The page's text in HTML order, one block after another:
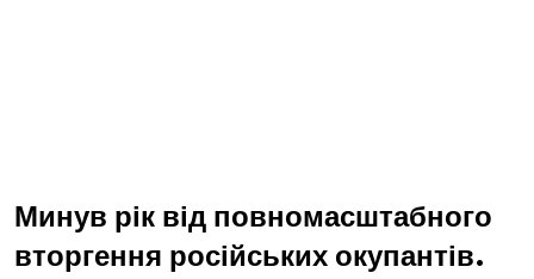
Минув рік від повномасштабного
вторгення російських окупантів.